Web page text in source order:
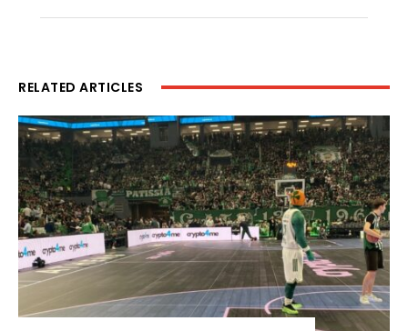
RELATED ARTICLES